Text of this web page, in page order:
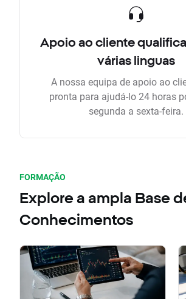
Apoio ao cliente
várias linguas
A nossa equipa de apoio ao
pronta para ajudá-lo 24 horas
segunda a sexta-feira.
FORMAÇÃO
Explore a ampla Base
Conhecimentos